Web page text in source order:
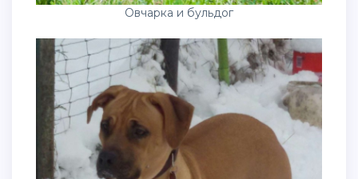
Овчарка и бульдог